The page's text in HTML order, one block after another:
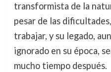
transformista de la
pesar de las
trabajar, y su legado,
ignorado en su época,
mucho tiempo después.